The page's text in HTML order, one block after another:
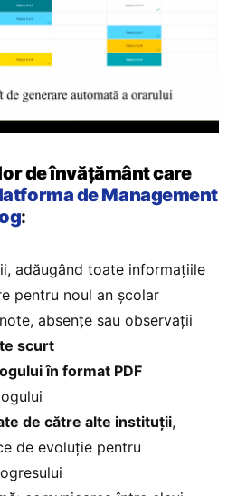
de învățământ care
de Management
:
adăugând toate informațiile
pentru noul an școlar
absențe sau observații
scurt
în format PDF
de către alte instituții,
de evoluție pentru